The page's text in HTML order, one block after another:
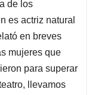
de los
es actriz natural
en breves
mujeres que
para superar
llevamos